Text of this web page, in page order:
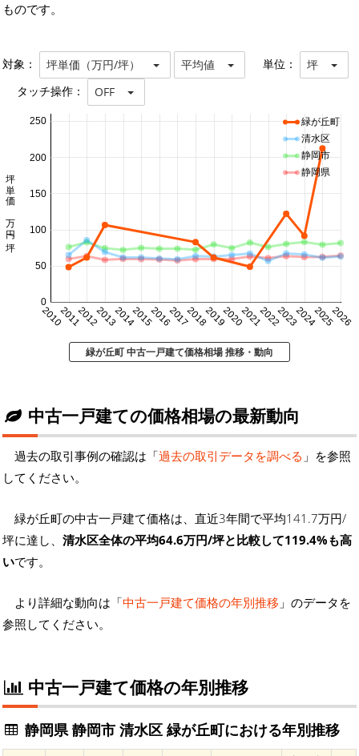
ものです。
対象： 坪単価（万円/坪） 平均値 単位： 坪
タッチ操作： OFF
20102011201220132014201520162017201820192020202120222023202420252026
0
50
100
150
200
250
坪単価 万円/坪
緑が丘町
清水区
静岡市
静岡県
緑が丘町 中古一戸建て価格相場 推移・動向
中古一戸建ての価格相場の最新動向
過去の取引事例の確認は「過去の取引データを調べる 」を参照
してください。
緑が丘町の中古一戸建て価格は、直近3年間で平均141.7万円/
坪に達し、 清水区全体の平均64.6万円/坪と比較して119.4%も高
いです。
より詳細な動向は「中古一戸建て価格の年別推移 」のデータを
参照してください。
中古一戸建て価格の年別推移
静岡県 静岡市 清水区 緑が丘町における年別推移